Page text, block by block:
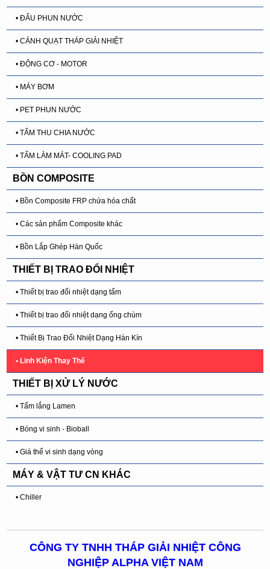
• ĐẤU PHUN NƯỚC
• CÁNH QUẠT THÁP GIẢI NHIỆT
• ĐỘNG CƠ - MOTOR
• MÁY BƠM
• PET PHUN NƯỚC
• TẤM THU CHIA NƯỚC
• TẤM LÀM MÁT- COOLING PAD
BỒN COMPOSITE
• Bồn Composite FRP chứa hóa chất
• Các sản phẩm Composite khác
• Bồn Lắp Ghép Hàn Quốc
THIẾT BỊ TRAO ĐỔI NHIỆT
• Thiết bị trao đổi nhiệt dạng tấm
• Thiết bị trao đổi nhiệt dạng ống chùm
• Thiết Bị Trao Đổi Nhiệt Dạng Hàn Kín
• Linh Kiện Thay Thế
THIẾT BỊ XỬ LÝ NƯỚC
• Tấm lắng Lamen
• Bóng vi sinh - Bioball
• Giá thể vi sinh dạng vòng
MÁY & VẬT TƯ CN KHÁC
• Chiller
CÔNG TY TNHH THÁP GIẢI NHIỆT CÔNG
NGHIỆP ALPHA VIỆT NAM